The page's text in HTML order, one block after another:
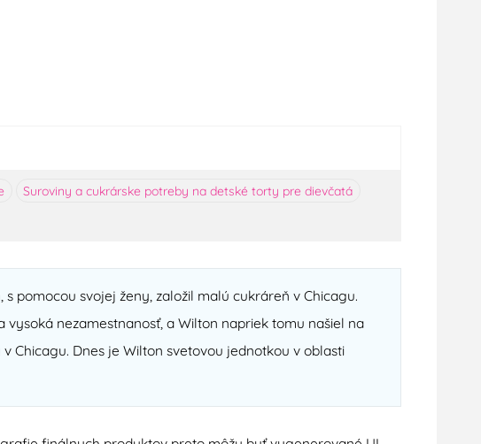
Suroviny a cukrárske potreby na detské torty pre dievčatá
pomocou svojej ženy, založil malú cukráreň v Chicagu.
nezamestnanosť, a Wilton napriek tomu našiel na
Chicagu. Dnes je Wilton svetovou jednotkou v oblasti